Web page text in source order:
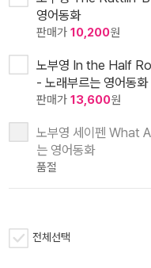
영어동화
판매가 10,200원
노부영 In the Half
- 노래부르는 영어동화
판매가 13,600원
노부영 세이펜 What
는 영어동화
품절
전체선택